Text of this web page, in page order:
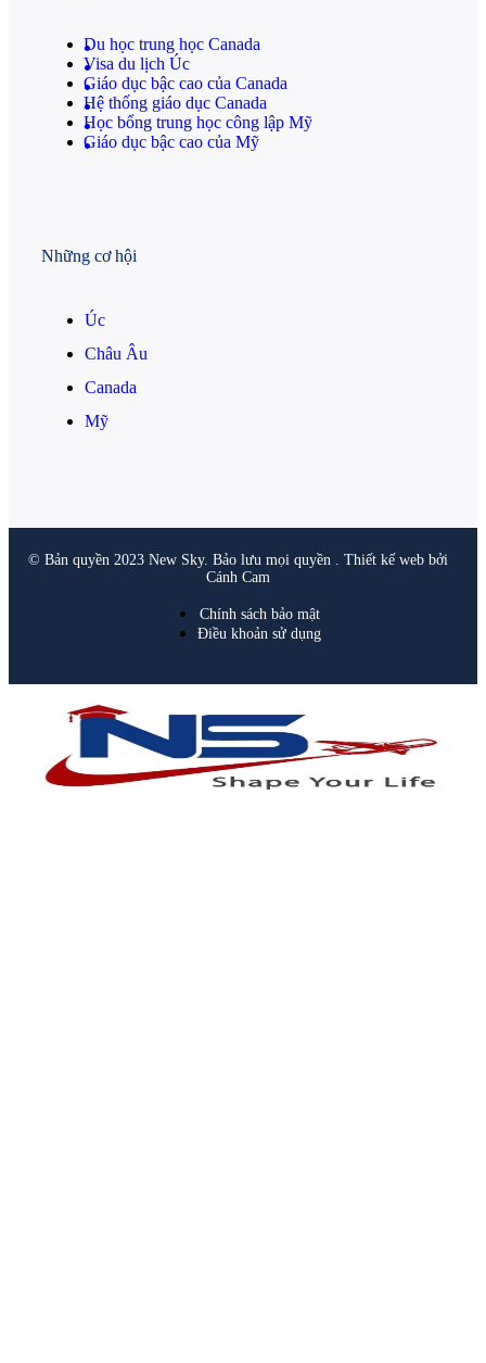
Du học trung học Canada
Visa du lịch Úc
Giáo dục bậc cao của Canada
Hệ thống giáo dục Canada
Học bổng trung học công lập Mỹ
Giáo dục bậc cao của Mỹ
Những cơ hội
Úc
Châu Âu
Canada
Mỹ
© Bản quyền 2023 New Sky. Bảo lưu mọi quyền . Thiết kế web bởi
Cánh Cam
Chính sách bảo mật
Điều khoản sử dụng